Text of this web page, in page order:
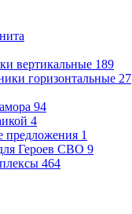
вертикальные 189
горизонтальные 27
94
4
предложения 1
Героев СВО 9
464